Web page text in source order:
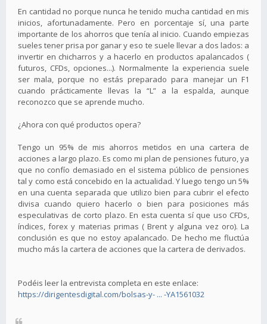
En cantidad no porque nunca he tenido mucha cantidad en mis
inicios, afortunadamente. Pero en porcentaje sí, una parte
importante de los ahorros que tenía al inicio. Cuando empiezas
sueles tener prisa por ganar y eso te suele llevar a dos lados: a
invertir en chicharros y a hacerlo en productos apalancados (
futuros, CFDs, opciones...). Normalmente la experiencia suele
ser mala, porque no estás preparado para manejar un F1
cuando prácticamente llevas la “L” a la espalda, aunque
reconozco que se aprende mucho.
¿Ahora con qué productos opera?
Tengo un 95% de mis ahorros metidos en una cartera de
acciones a largo plazo. Es como mi plan de pensiones futuro, ya
que no confío demasiado en el sistema público de pensiones
tal y como está concebido en la actualidad. Y luego tengo un 5%
en una cuenta separada que utilizo bien para cubrir el efecto
divisa cuando quiero hacerlo o bien para posiciones más
especulativas de corto plazo. En esta cuenta sí que uso CFDs,
índices, forex y materias primas ( Brent y alguna vez oro). La
conclusión es que no estoy apalancado. De hecho me fluctúa
mucho más la cartera de acciones que la cartera de derivados.
Podéis leer la entrevista completa en este enlace:
https://dirigentesdigital.com/bolsas-y- ... -YA1561032